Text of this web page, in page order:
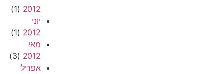
2012
(1)
יוני
2012
(1)
מאי
2012
(3)
אפריל